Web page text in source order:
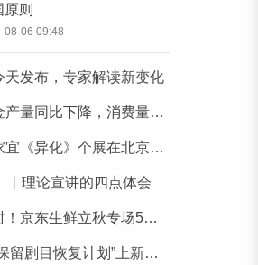
原则
08-06 09:48
天发布，专家解读新变化
同比下降，消费量同比微增
术馆启幕：以先锋艺术跨界公益，探寻“身体生成”的时代命题
丨理论宣讲的四点体会
立秋专场5折开抢，承包你的秋日餐桌
计划”上新，潮热夏夜下起一场“雷雨”